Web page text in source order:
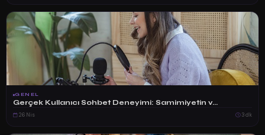
GENEL
Gerçek Kullanıcı Sohbet Deneyimi: Samimiyetin v...
26 Nis 3 dk